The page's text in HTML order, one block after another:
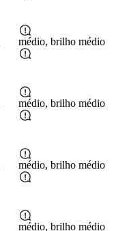
médio, brilho médio
médio, brilho médio
médio, brilho médio
médio, brilho médio